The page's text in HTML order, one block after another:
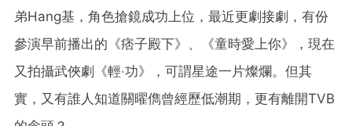
弟Hang基，角色搶鏡成功上位，最近更劇接劇，有份
參演早前播出的《痞子殿下》、《童時愛上你》，現在
又拍攝武俠劇《輕‧功》，可謂星途一片燦爛。但其
實，又有誰人知道關曜儁曾經歷低潮期，更有離開TVB